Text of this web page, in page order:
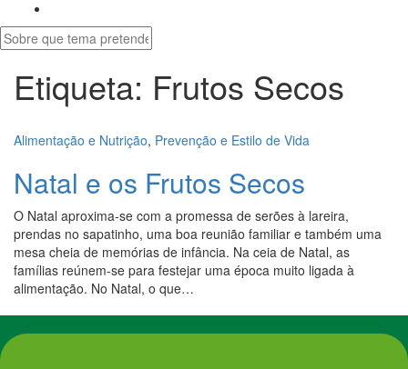
Etiqueta: Frutos Secos
Alimentação e Nutrição, Prevenção e Estilo de Vida
Natal e os Frutos Secos
O Natal aproxima-se com a promessa de serões à lareira,
prendas no sapatinho, uma boa reunião familiar e também uma
mesa cheia de memórias de infância. Na ceia de Natal, as
famílias reúnem-se para festejar uma época muito ligada à
alimentação. No Natal, o que…